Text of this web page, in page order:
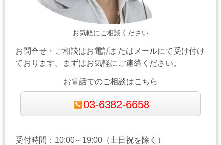
お気軽にご相談ください
お問合せ・ご相談はお電話またはメールにて受け付け
ております。まずはお気軽にご連絡ください。
お電話でのご相談はこちら
03-6382-6658
受付時間：10:00～19:00（土日祝を除く）